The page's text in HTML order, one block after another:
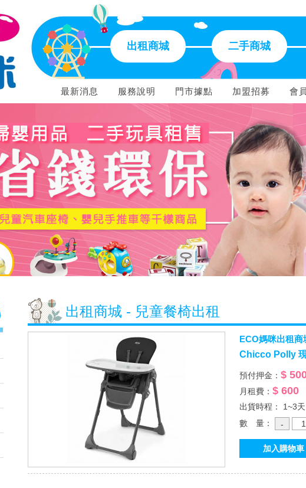
出租商城 二手商城
最新消息 服務說明 門市據點 加盟招募 會
出租商城 - 兒童餐椅出租
ECO媽咪出租商
Chicco Polly
預付押金： $
月租費： $ 600
出貨時程： 1~3天
數 量：